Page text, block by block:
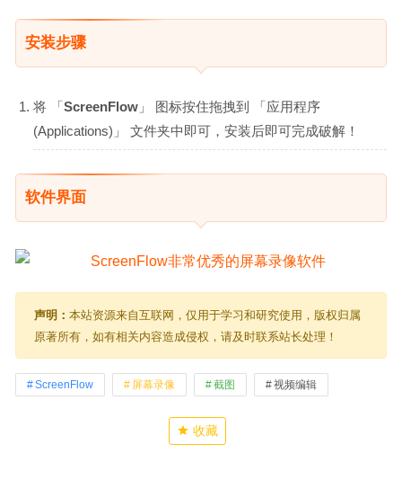
安装步骤
将 「ScreenFlow 」 图标按住拖拽到 「应用程序
(Applications)」 文件夹中即可，安装后即可完成破解！
软件界面
声明： 本站资源来自互联网，仅用于学习和研究使用，版权归属
原著所有，如有相关内容造成侵权，请及时联系站长处理！
ScreenFlow 屏幕录像 截图 视频编辑
收藏